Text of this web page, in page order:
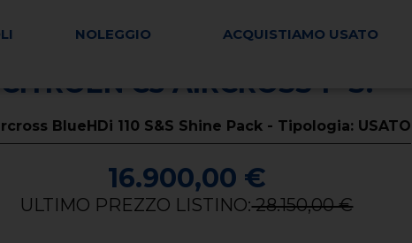
NOLEGGIO ACQUISTIAMO USATO
CITROEN C3 AIRCROSS 1ª S.
BlueHDi 110 S&S Shine Pack - Tipologia: USATO
16.900,00 €
ULTIMO PREZZO LISTINO:28.150,00 €